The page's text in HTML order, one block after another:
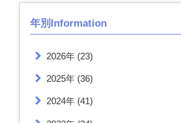
年別Information
2026年(23)
2025年(36)
2024年(41)